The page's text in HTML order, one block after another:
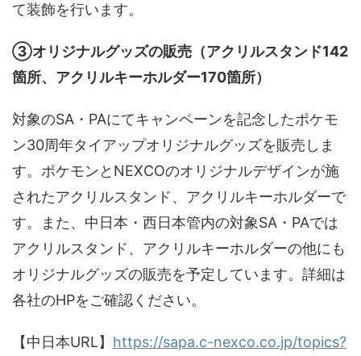
て装飾を行います。
➂オリジナルグッズの販売（アクリルスタンド142
箇所、アクリルキーホルダー170箇所）
対象のSA・PAにてキャンペーンを記念したポケモ
ン30周年タイアップオリジナルグッズを販売しま
す。ポケモンとNEXCOのオリジナルデザインが施
されたアクリルスタンド、アクリルキーホルダーで
す。また、中日本・西日本管内の対象SA・PAでは
アクリルスタンド、アクリルキーホルダーの他にも
オリジナルグッズの販売を予定しています。詳細は
各社のHPをご確認ください。
【中日本URL】 https://sapa.c-nexco.co.jp/topics?